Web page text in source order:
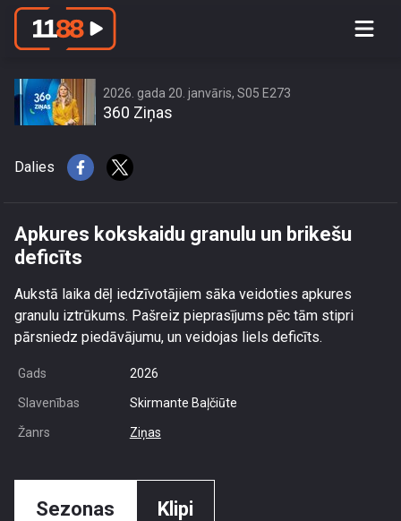
Apkures kokskaidu granulu un brikešu
2026. gada 20. janvāris, S05 E273
360 Ziņas
Dalies
Apkures kokskaidu granulu un brikešu
deficīts
Aukstā laika dēļ iedzīvotājiem sāka veidoties apkures
granulu iztrūkums. Pašreiz pieprasījums pēc tām stipri
pārsniedz piedāvājumu, un veidojas liels deficīts.
Gads 2026
Slavenības Skirmante Baļčiūte
Žanrs Ziņas
Sezonas Klipi